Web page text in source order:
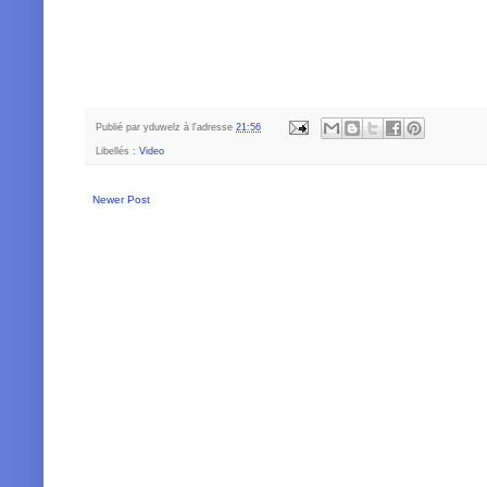
Publié par yduwelz à l'adresse 21:56
Libellés : Video
Newer Post